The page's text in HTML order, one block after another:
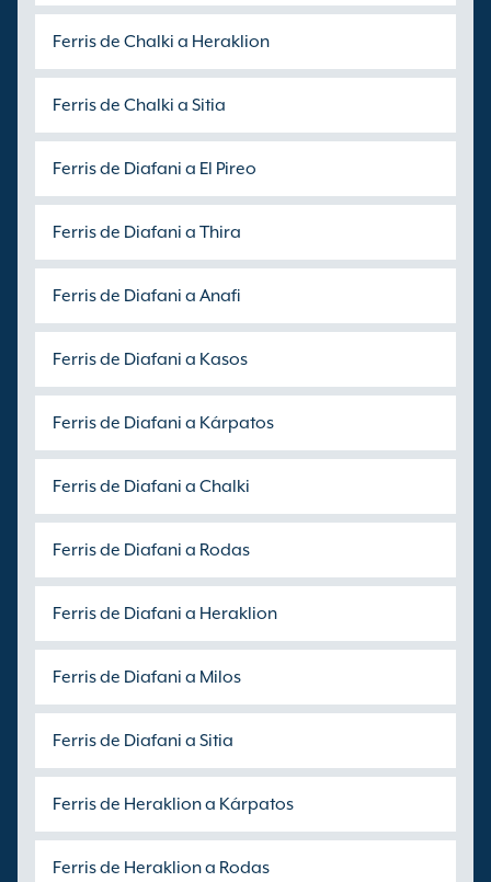
Ferris de Chalki a Heraklion
Ferris de Chalki a Sitia
Ferris de Diafani a El Pireo
Ferris de Diafani a Thira
Ferris de Diafani a Anafi
Ferris de Diafani a Kasos
Ferris de Diafani a Kárpatos
Ferris de Diafani a Chalki
Ferris de Diafani a Rodas
Ferris de Diafani a Heraklion
Ferris de Diafani a Milos
Ferris de Diafani a Sitia
Ferris de Heraklion a Kárpatos
Ferris de Heraklion a Rodas